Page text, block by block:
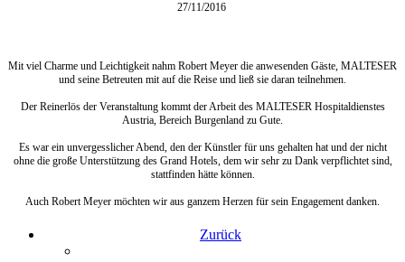
27/11/2016
Mit viel Charme und Leichtigkeit nahm Robert Meyer die anwesenden Gäste, MALTESER
und seine Betreuten mit auf die Reise und ließ sie daran teilnehmen.
Der Reinerlös der Veranstaltung kommt der Arbeit des MALTESER Hospitaldienstes
Austria, Bereich Burgenland zu Gute.
Es war ein unvergesslicher Abend, den der Künstler für uns gehalten hat und der nicht
ohne die große Unterstützung des Grand Hotels, dem wir sehr zu Dank verpflichtet sind,
stattfinden hätte können.
Auch Robert Meyer möchten wir aus ganzem Herzen für sein Engagement danken.
Zurück